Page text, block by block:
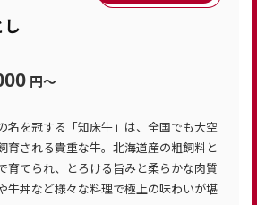
円〜
名を冠する「知床牛」は、全国でも大空
育される貴重な牛。北海道産の粗飼料と
育てられ、とろける旨みと柔らかな肉質
牛丼など様々な料理で極上の味わいが堪